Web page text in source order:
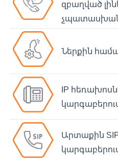
զբաղված
Ներքին
IP
Արտաքին